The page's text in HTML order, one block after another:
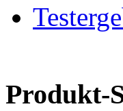
Produkt-